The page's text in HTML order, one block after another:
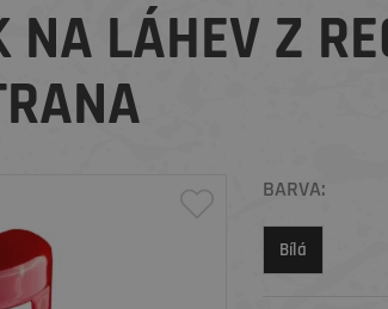
NA LÁHEV Z
BARVA:
Bílá